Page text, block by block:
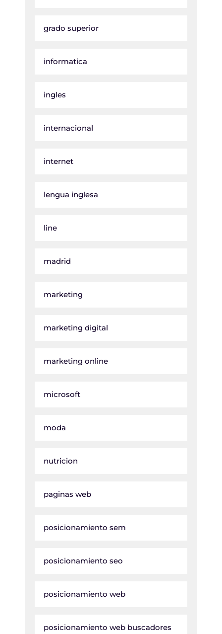
grado superior
informatica
ingles
internacional
internet
lengua inglesa
line
madrid
marketing
marketing digital
marketing online
microsoft
moda
nutricion
paginas web
posicionamiento sem
posicionamiento seo
posicionamiento web
posicionamiento web buscadores